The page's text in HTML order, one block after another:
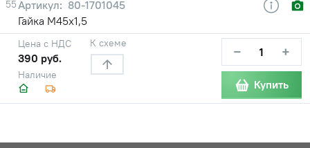
55
80-1701045
Гайка М45х1,5
Наличие
Цена с НДС
390 руб.
К схеме − +
Купить